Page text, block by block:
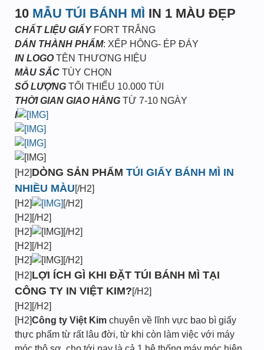
10 MẪU TÚI BÁNH MÌ IN 1 MÀU ĐẸP
CHẤT LIỆU GIẤYFORT TRẮNG
DÁN THÀNH PHẨM: XẾP HÔNG- ÉP ĐÁY
IN LOGOTÊN THƯƠNG HIỆU
MÀU SẮC TÙY CHỌN
SỐ LƯỢNG TỐI THIỂU 10.000 TÚI
THỜI GIAN GIAO HÀNG TỪ 7-10 NGÀY
I
[H2]DÒNG SẢN PHẨM TÚI GIẤY BÁNH MÌ IN
NHIỀU MÀU[/H2]
[H2]
[/H2]
[H2][/H2]
[H2]
[/H2]
[H2][/H2]
[H2]
[/H2]
[H2]LỢI ÍCH GÌ KHI ĐẶT TÚI BÁNH MÌ TẠI
CÔNG TY IN VIỆT KIM?[/H2]
[H2][/H2]
[H2]Công ty Việt Kim chuyên về lĩnh vực bao bì giấy
thực phẩm từ rất lâu đời, từ khi còn làm việc với máy